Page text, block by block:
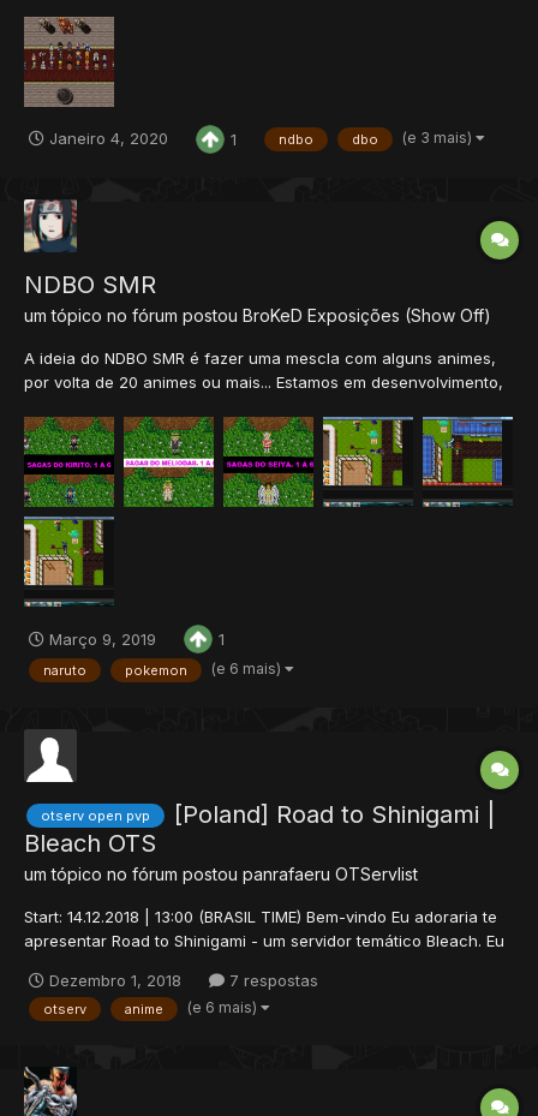
convencionais com combos e habilidades exclusivas de cada
personagem. #Vocaç...
Janeiro 4, 2020 1 ndbo dbo (e 3 mais)
NDBO SMR
um tópico no fórum postou BroKeD Exposições (Show Off)
A ideia do NDBO SMR é fazer uma mescla com alguns animes,
por volta de 20 animes ou mais... Estamos em desenvolvimento,
Em questão de client estamos editando tanto o new quanto o
old client Por em qu...
Março 9, 2019 1
naruto pokemon (e 6 mais)
otserv open pvp
[Poland] Road to Shinigami |
Bleach OTS
um tópico no fórum postou panrafaeru OTServlist
Start: 14.12.2018 | 13:00 (BRASIL TIME) Bem-vindo Eu adoraria te
apresentar Road to Shinigami - um servidor temático Bleach. Eu
mudanças durante esse período. A última edição durou 3 meses
e mais de 1000 jogadores passaram por ela....
Dezembro 1, 2018 7 respostas
otserv anime (e 6 mais)